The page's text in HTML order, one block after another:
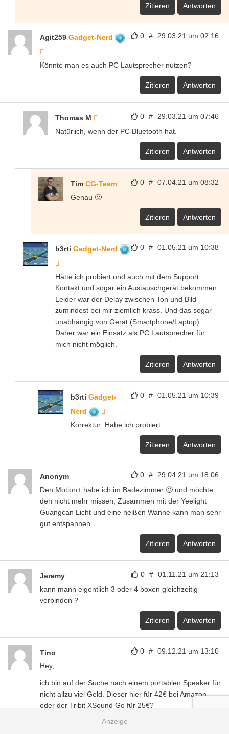
Zitieren Antworten
0 # 29.03.21 um 02:16
Agit259 Gadget-Nerd
Könnte man es auch PC Lautsprecher nutzen?
Zitieren Antworten
0 # 29.03.21 um 07:46
Thomas M
Natürlich, wenn der PC Bluetooth hat.
Zitieren Antworten
0 # 07.04.21 um 08:32
Tim CG-Team
Genau 🙂
Zitieren Antworten
0 # 01.05.21 um 10:38
b3rti Gadget-Nerd
Hätte ich probiert und auch mit dem Support
Kontakt und sogar ein Austauschgerät bekommen.
Leider war der Delay zwischen Ton und Bild
zumindest bei mir ziemlich krass. Und das sogar
unabhängig von Gerät (Smartphone/Laptop).
Daher war ein Einsatz als PC Lautsprecher für
mich nicht möglich.
Zitieren Antworten
0 # 01.05.21 um 10:39
b3rti Gadget-
Nerd
Korrektur: Habe ich probiert…
Zitieren Antworten
0 # 29.04.21 um 18:06
Anonym
Den Motion+ habe ich im Badezimmer 🙂 und möchte
den nicht mehr missen, Zusammen mit der Yeelight
Guangcan Licht und eine heißen Wanne kann man sehr
gut entspannen.
Zitieren Antworten
0 # 01.11.21 um 21:13
Jeremy
kann mann eigentlich 3 oder 4 boxen gleichzeitig
verbinden ?
Zitieren Antworten
0 # 09.12.21 um 13:10
Tino
Hey,
ich bin auf der Suche nach einem portablen Speaker für
nicht allzu viel Geld. Dieser hier für 42€ bei Amazon
oder der Tribit XSound Go für 25€?